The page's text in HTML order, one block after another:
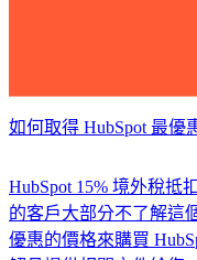
如何取得 HubSpot 最優
HubSpot 15% 境外稅抵
的客戶大部分不了解這
優惠的價格來購買